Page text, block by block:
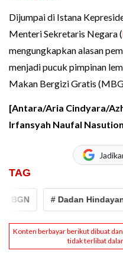
Dijumpai di Istana
Menteri Sekretaris Negara (
mengungkapkan alasan
menjadi pucuk pimpinan
Makan Bergizi Gratis
[Antara/Aria Cindyara/
Irfansyah Naufal
TAG
# Dadan Hindayana